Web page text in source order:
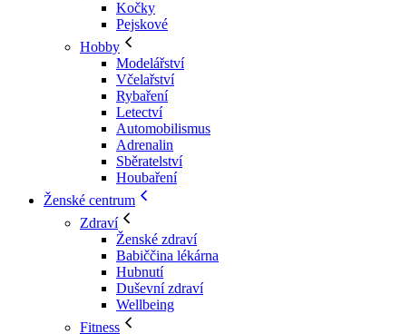
Kočky
Pejskové
Hobby
Modelářství
Včelařství
Rybaření
Letectví
Automobilismus
Adrenalin
Sběratelství
Houbaření
Ženské centrum
Zdraví
Ženské zdraví
Babiččina lékárna
Hubnutí
Duševní zdraví
Wellbeing
Fitness